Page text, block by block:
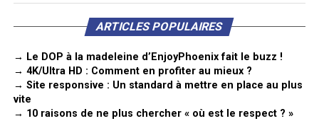
ARTICLES POPULAIRES
→ Le DOP à la madeleine d’EnjoyPhoenix fait le buzz !
→ 4K/Ultra HD : Comment en profiter au mieux ?
→ Site responsive : Un standard à mettre en place au plus
vite
→ 10 raisons de ne plus chercher « où est le respect ? »